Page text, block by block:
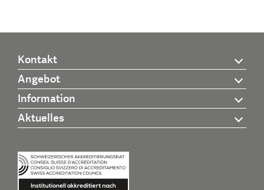
Kontakt
Angebot
Information
Aktuelles